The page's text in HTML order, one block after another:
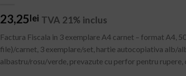
23,25lei TVA 21% inclus
Factura Fiscala in 3 exemplare A4 carnet – format A4,
file)/carnet, 3 exemplare/set, hartie autocopiativa alb/
albastru/rosu/verde, prevazute cu perfor pentru rupere,